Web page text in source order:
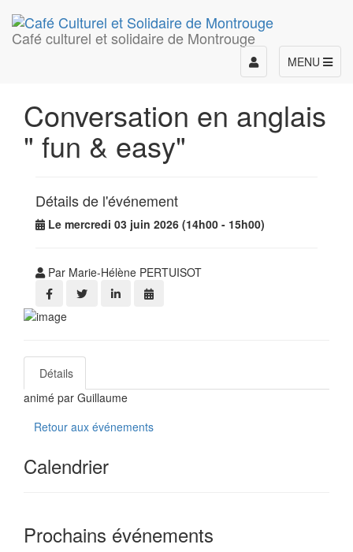
Café culturel et solidaire de Montrouge
MENU
Toggle
navigation
Conversation en anglais
" fun & easy"
Détails de l'événement
Le mercredi 03 juin 2026 (14h00 - 15h00)
Par Marie-Hélène PERTUISOT
Détails
animé par Guillaume
Retour aux événements
Calendrier
Prochains événements